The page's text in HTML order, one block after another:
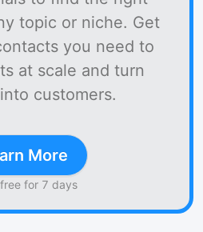
topic or niche. Get
you need to
at scale and turn
customers.
More
for 7 days